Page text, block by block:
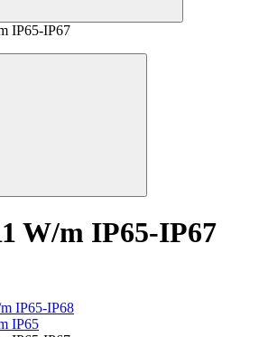
IP65-IP67
W/m IP65-IP67
IP65-IP68
IP65